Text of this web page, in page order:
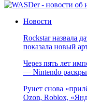
Новости
Rockstar назвала
показала новый
Через пять лет
— Nintendo
Рунет снова
Ozon, Roblox,